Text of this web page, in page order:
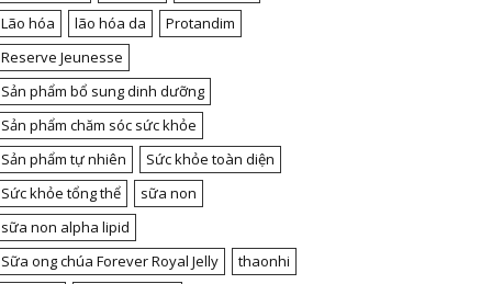
Lão hóa
lão hóa da
Protandim
Reserve Jeunesse
Sản phẩm bổ sung dinh dưỡng
Sản phẩm chăm sóc sức khỏe
Sản phẩm tự nhiên
Sức khỏe toàn diện
Sức khỏe tổng thể
sữa non
sữa non alpha lipid
Sữa ong chúa Forever Royal Jelly
thaonhi